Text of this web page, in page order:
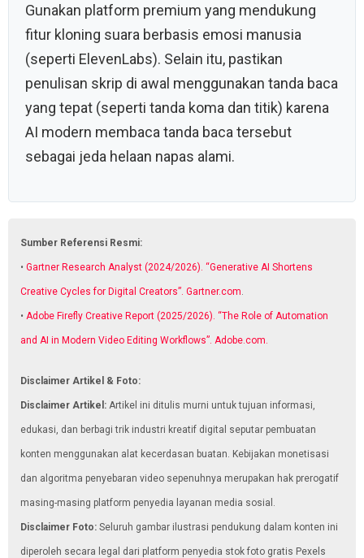
Gunakan platform premium yang mendukung
fitur kloning suara berbasis emosi manusia
(seperti ElevenLabs). Selain itu, pastikan
penulisan skrip di awal menggunakan tanda baca
yang tepat (seperti tanda koma dan titik) karena
AI modern membaca tanda baca tersebut
sebagai jeda helaan napas alami.
Sumber Referensi Resmi:
• Gartner Research Analyst (2024/2026). “Generative AI Shortens
Creative Cycles for Digital Creators”. Gartner.com
• Adobe Firefly Creative Report (2025/2026). “The Role of Automation
and AI in Modern Video Editing Workflows”. Adobe.com.
Disclaimer Artikel & Foto:
Disclaimer Artikel: Artikel ini ditulis murni untuk tujuan informasi,
edukasi, dan berbagi trik industri kreatif digital seputar pembuatan
konten menggunakan alat kecerdasan buatan. Kebijakan monetisasi
dan algoritma penyebaran video sepenuhnya merupakan hak prerogatif
masing-masing platform penyedia layanan media sosial.
Disclaimer Foto: Seluruh gambar ilustrasi pendukung dalam konten ini
diperoleh secara legal dari platform penyedia stok foto gratis Pexels